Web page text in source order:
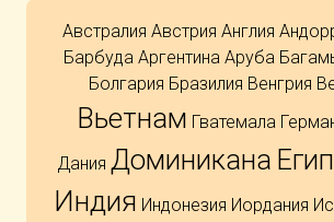
Австралия Австрия Англия
Барбуда Аргентина Аруба
Болгария Бразилия Венгрия
Вьетнам Гватемала
Дания Доминикана
Индия Индонезия Иордания